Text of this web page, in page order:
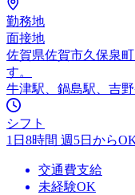
勤務地
面接地
佐賀県佐賀市久保泉
す。
牛津駅、鍋島駅、吉
シフト
1日8時間 週5日から
交通費支給
未経験OK